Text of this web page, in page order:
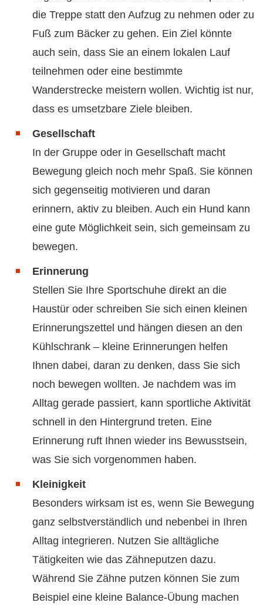
die Treppe statt den Aufzug zu nehmen oder zu
Fuß zum Bäcker zu gehen. Ein Ziel könnte
auch sein, dass Sie an einem lokalen Lauf
teilnehmen oder eine bestimmte
Wanderstrecke meistern wollen. Wichtig ist nur,
dass es umsetzbare Ziele bleiben.
Gesellschaft
In der Gruppe oder in Gesellschaft macht
Bewegung gleich noch mehr Spaß. Sie können
sich gegenseitig motivieren und daran
erinnern, aktiv zu bleiben. Auch ein Hund kann
eine gute Möglichkeit sein, sich gemeinsam zu
bewegen.
Erinnerung
Stellen Sie Ihre Sportschuhe direkt an die
Haustür oder schreiben Sie sich einen kleinen
Erinnerungszettel und hängen diesen an den
Kühlschrank – kleine Erinnerungen helfen
Ihnen dabei, daran zu denken, dass Sie sich
noch bewegen wollten. Je nachdem was im
Alltag gerade passiert, kann sportliche Aktivität
schnell in den Hintergrund treten. Eine
Erinnerung ruft Ihnen wieder ins Bewusstsein,
was Sie sich vorgenommen haben.
Kleinigkeit
Besonders wirksam ist es, wenn Sie Bewegung
ganz selbstverständlich und nebenbei in Ihren
Alltag integrieren. Nutzen Sie alltägliche
Tätigkeiten wie das Zähneputzen dazu.
Während Sie Zähne putzen können Sie zum
Beispiel eine kleine Balance-Übung machen